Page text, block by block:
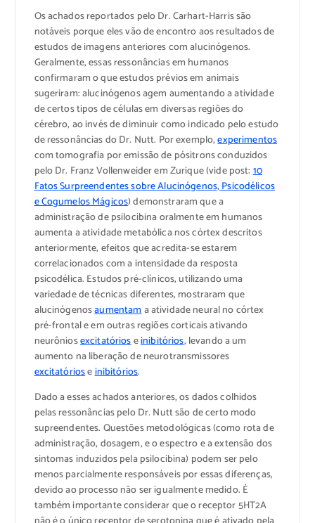
Os achados reportados pelo Dr. Carhart-Harris são
notáveis porque eles vão de encontro aos resultados de
estudos de imagens anteriores com alucinógenos.
Geralmente, essas ressonâncias em humanos
confirmaram o que estudos prévios em animais
sugeriram: alucinógenos agem aumentando a atividade
de certos tipos de células em diversas regiões do
cérebro, ao invés de diminuir como indicado pelo estudo
de ressonâncias do Dr. Nutt. Por exemplo,experimentos
com tomografia por emissão de pósitrons conduzidos
pelo Dr. Franz Vollenweider em Zurique (vide post:10
Fatos Surpreendentes sobre Alucinógenos, Psicodélicos
e Cogumelos Mágicos) demonstraram que a
administração de psilocibina oralmente em humanos
aumenta a atividade metabólica nos córtex descritos
anteriormente, efeitos que acredita-se estarem
correlacionados com a intensidade da resposta
psicodélica. Estudos pré-clínicos, utilizando uma
variedade de técnicas diferentes, mostraram que
alucinógenosaumentama atividade neural no córtex
pré-frontal e em outras regiões corticais ativando
neurôniosexcitatórioseinibitórios, levando a um
aumento na liberação de neurotransmissores
excitatórioseinibitórios.
Dado a esses achados anteriores, os dados colhidos
pelas ressonâncias pelo Dr. Nutt são de certo modo
supreendentes. Questões metodológicas (como rota de
administração, dosagem, e o espectro e a extensão dos
sintomas induzidos pela psilocibina) podem ser pelo
menos parcialmente responsáveis por essas diferenças,
devido ao processo não ser igualmente medido. É
também importante considerar que o receptor 5HT2A